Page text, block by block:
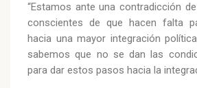
“Estamos ante una contradicción
conscientes de que hacen falta
hacia una mayor integración
sabemos que no se dan las
para dar estos pasos hacia la